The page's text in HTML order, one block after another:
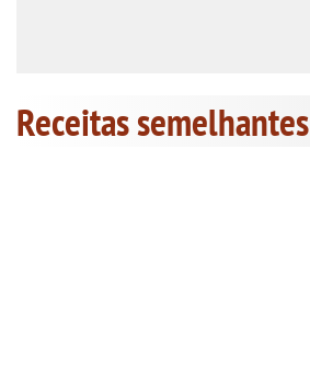
Receitas semelhantes